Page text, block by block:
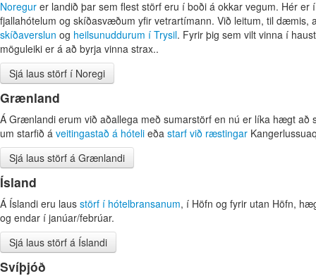
Noregur er landið þar sem flest störf eru í boði á okkar vegum. Hér er
fjallahótelum og skíðasvæðum yfir vetrartímann. Við leitum, til dæmis,
skíðaverslun og heilsunuddurum í Trysil. Fyrir þig sem vilt vinna í
möguleiki er á að byrja vinna strax..
Sjá laus störf í Noregi
Grænland
Á Grænlandi erum við aðallega með sumarstörf en nú er líka hægt
um starfið á veitingastað á hóteli eða starf við ræstingar
Sjá laus störf á Grænlandi
Ísland
Á Íslandi eru laus störf í hótelbransanum, í Höfn og fyrir utan Höfn,
og endar í janúar/febrúar.
Sjá laus störf á Íslandi
Svíþjóð